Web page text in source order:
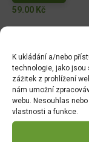
K ukládání a/nebo
technologie, jako jsou
zážitek z prohlížení
nám umožní
webu. Nesouhlas
vlastnosti a funkce.
59.00 Kč
MILLY ROUND
zelený
DO KOŠÍKU
29.00Kč